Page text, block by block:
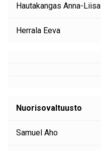
Hautakangas Anna-Liisa
Herrala Eeva
Nuorisovaltuusto
Samuel Aho